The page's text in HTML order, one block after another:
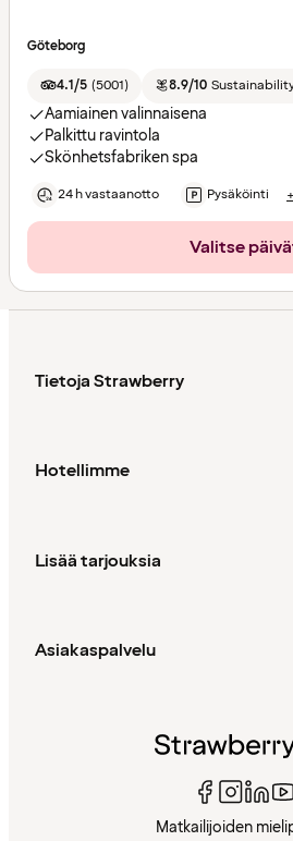
Göteborg
4.1/5 (5001) 8.9/10
Aamiainen valinnaisena
Palkittu ravintola
Skönhetsfabriken spa
24 h vastaanotto Pysäköinti
Valitse
Tietoja Strawberry
Hotellimme
Lisää tarjouksia
Asiakaspalvelu
Matkailijoiden